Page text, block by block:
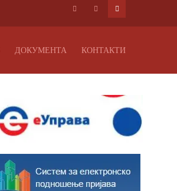
ДОКУМЕНТА КОНТАКТИ